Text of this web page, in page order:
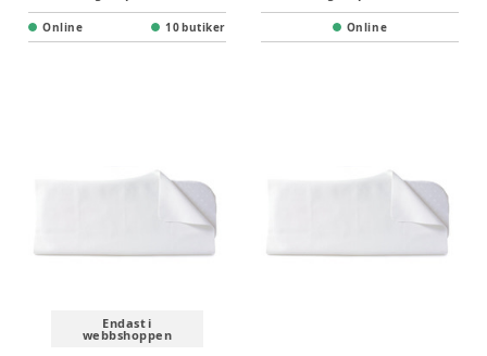
Online 10 butiker Online
Endast i
webbshoppen